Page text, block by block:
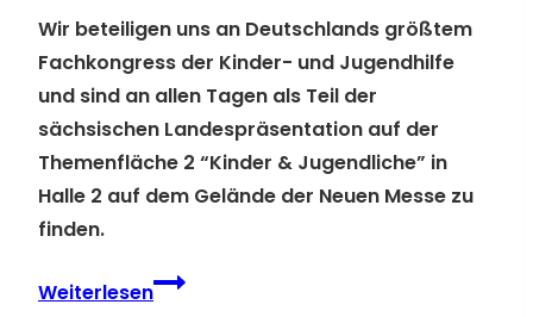
Jugend
investieren
Wir beteiligen uns an Deutschlands größtem
Fachkongress der Kinder- und Jugendhilfe
und sind an allen Tagen als Teil der
sächsischen Landespräsentation auf der
Themenfläche 2 “Kinder & Jugendliche” in
Halle 2 auf dem Gelände der Neuen Messe zu
finden.
Weiterlesen13.